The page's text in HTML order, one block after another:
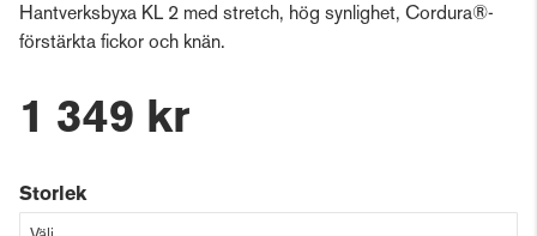
Hantverksbyxa KL 2 med stretch, hög synlighet, Cordura®-
förstärkta fickor och knän.
1 349 kr
Storlek